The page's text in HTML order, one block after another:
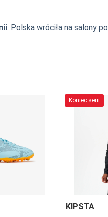
. Polska wróciła na salony po
Koniec serii
KIPSTA